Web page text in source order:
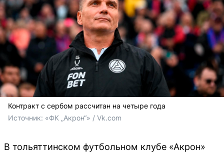
Контракт с сербом рассчитан на четыре года
Источник: «ФК „Акрон“» / Vk.com
В тольяттинском футбольном клубе «Акрон»